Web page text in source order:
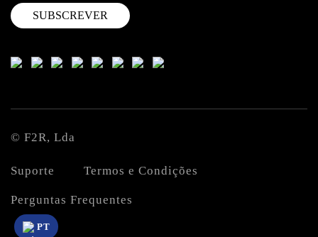
© F2R, Lda
Suporte Termos e Condições
Perguntas Frequentes
PT